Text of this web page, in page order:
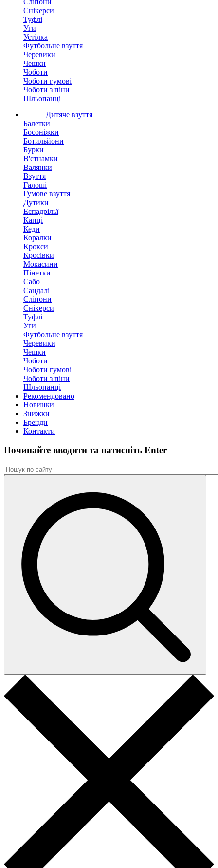
Сліпони
Снікерси
Туфлі
Уги
Устілка
Футбольне взуття
Черевики
Чешки
Чоботи
Чоботи гумові
Чоботи з піни
Шльопанці
Дитяче взуття
Балетки
Босоніжки
Ботильйони
Бурки
В'єтнамки
Валянки
Взуття
Галоші
Гумове взуття
Дутики
Еспадрільї
Капці
Кеди
Коралки
Крокси
Кросівки
Мокасини
Пінетки
Сабо
Сандалі
Сліпони
Снікерси
Туфлі
Уги
Футбольне взуття
Черевики
Чешки
Чоботи
Чоботи гумові
Чоботи з піни
Шльопанці
Рекомендовано
Новинки
Знижки
Бренди
Контакти
Починайте вводити та натиснiть Enter